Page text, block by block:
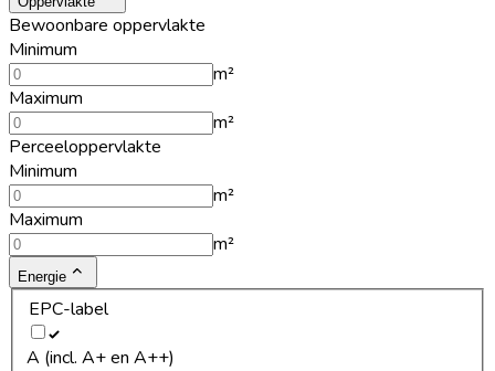
Bewoonbare oppervlakte
Minimum
m²
Maximum
m²
Perceeloppervlakte
Minimum
m²
Maximum
m²
Energie
EPC-label
A (incl. A+ en A++)